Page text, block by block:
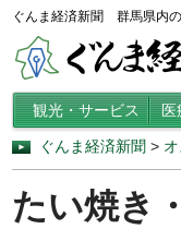
ぐんま経済新聞 群馬県内
観光・サービス 医
ぐんま経済新聞 >
たい焼き